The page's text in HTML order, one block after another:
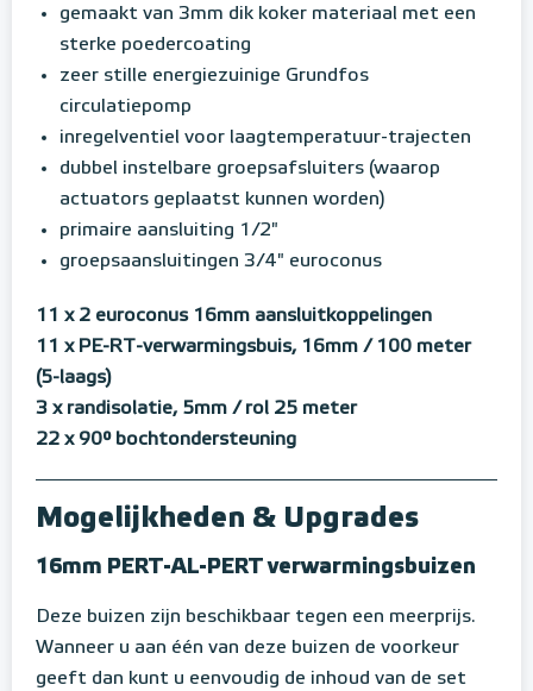
gemaakt van 3mm dik koker materiaal met een
sterke poedercoating
zeer stille energiezuinige Grundfos
circulatiepomp
inregelventiel voor laagtemperatuur-trajecten
dubbel instelbare groepsafsluiters (waarop
actuators geplaatst kunnen worden)
primaire aansluiting 1/2"
groepsaansluitingen 3/4" euroconus
11 x 2 euroconus 16mm aansluitkoppelingen
11 x PE-RT-verwarmingsbuis, 16mm / 100 meter
(5-laags)
3 x randisolatie, 5mm / rol 25 meter
22 x 90° bochtondersteuning
Mogelijkheden & Upgrades
16mm PERT-AL-PERT verwarmingsbuizen
Deze buizen zijn beschikbaar tegen een meerprijs.
Wanneer u aan één van deze buizen de voorkeur
geeft dan kunt u eenvoudig de inhoud van de set